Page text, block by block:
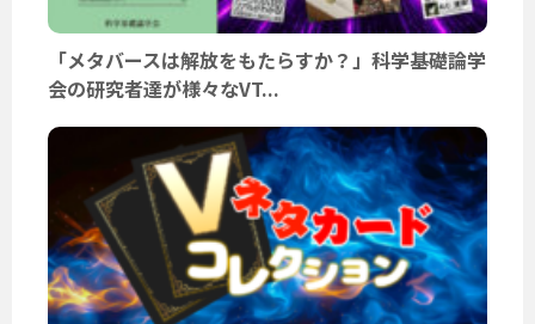
「メタバースは解放をもたらすか？」科学基礎論学
会の研究者達が様々なVT...